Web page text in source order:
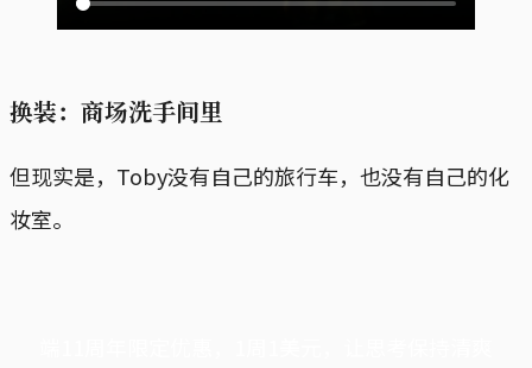
换装：商场洗手间里
但现实是，Toby没有自己的旅行车，也没有自己的化
妆室。